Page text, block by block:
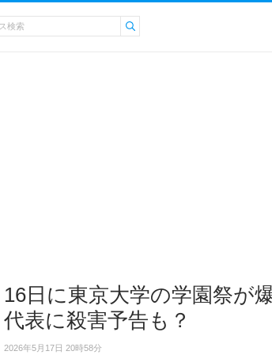
16日に東京大学の学園祭が
代表に殺害予告も？
2026年5月17日 20時58分